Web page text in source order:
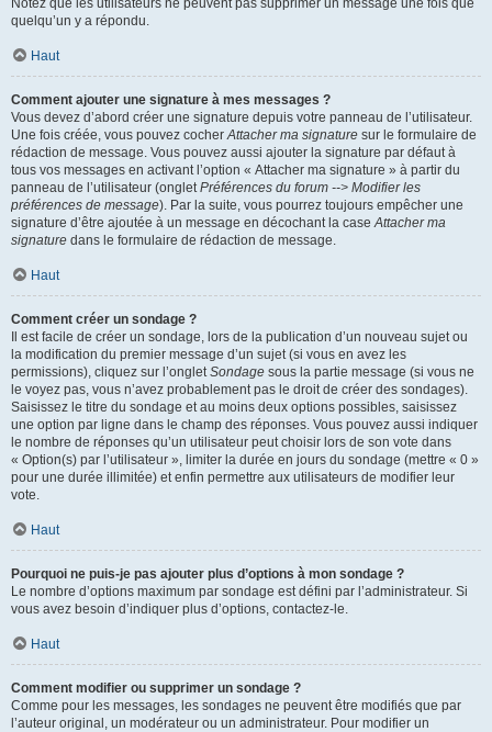
Notez que les utilisateurs ne peuvent pas supprimer un message une fois que
quelqu’un y a répondu.
Haut
Comment ajouter une signature à mes messages ?
Vous devez d’abord créer une signature depuis votre panneau de l’utilisateur.
Une fois créée, vous pouvez cocherAttacher ma signature sur le formulaire de
rédaction de message. Vous pouvez aussi ajouter la signature par défaut à
tous vos messages en activant l’option « Attacher ma signature » à partir du
panneau de l’utilisateur (ongletPréférences du forum --> Modifier les
préférences de message). Par la suite, vous pourrez toujours empêcher une
signature d’être ajoutée à un message en décochant la caseAttacher ma
signature dans le formulaire de rédaction de message.
Haut
Comment créer un sondage ?
Il est facile de créer un sondage, lors de la publication d’un nouveau sujet ou
la modification du premier message d’un sujet (si vous en avez les
permissions), cliquez sur l’ongletSondage sous la partie message (si vous ne
le voyez pas, vous n’avez probablement pas le droit de créer des sondages).
Saisissez le titre du sondage et au moins deux options possibles, saisissez
une option par ligne dans le champ des réponses. Vous pouvez aussi indiquer
le nombre de réponses qu’un utilisateur peut choisir lors de son vote dans
« Option(s) par l’utilisateur », limiter la durée en jours du sondage (mettre « 0 »
pour une durée illimitée) et enfin permettre aux utilisateurs de modifier leur
vote.
Haut
Pourquoi ne puis-je pas ajouter plus d’options à mon sondage ?
Le nombre d’options maximum par sondage est défini par l’administrateur. Si
vous avez besoin d’indiquer plus d’options, contactez-le.
Haut
Comment modifier ou supprimer un sondage ?
Comme pour les messages, les sondages ne peuvent être modifiés que par
l’auteur original, un modérateur ou un administrateur. Pour modifier un